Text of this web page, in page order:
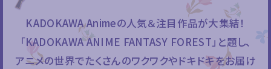
KADOKAWA Animeの人気＆注目作品が大集結！
「KADOKAWA ANIME FANTASY FOREST」と題し、
アニメの世界でたくさんのワクワクやドキドキをお届け